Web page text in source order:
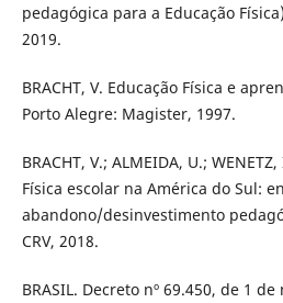
pedagógica para a Educação
2019.
BRACHT, V. Educação Física e
Porto Alegre: Magister, 1997.
BRACHT, V.; ALMEIDA, U.;
Física escolar na América do Sul:
abandono/desinvestimento
CRV, 2018.
BRASIL. Decreto nº 69.450, de 1